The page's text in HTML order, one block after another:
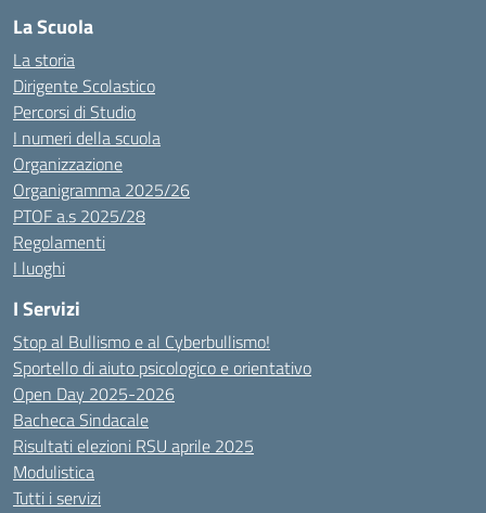
La Scuola
La storia
Dirigente Scolastico
Percorsi di Studio
I numeri della scuola
Organizzazione
Organigramma 2025/26
PTOF a.s 2025/28
Regolamenti
I luoghi
I Servizi
Stop al Bullismo e al Cyberbullismo!
Sportello di aiuto psicologico e orientativo
Open Day 2025-2026
Bacheca Sindacale
Risultati elezioni RSU aprile 2025
Modulistica
Tutti i servizi